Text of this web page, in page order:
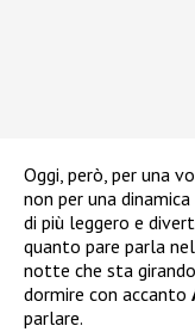
Oggi, però, per una
non per una
di più leggero e
quanto pare parla
notte che sta
dormire con accanto
parlare.